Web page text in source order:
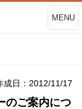
MENU
成日：2012/11/17
のご案内につ